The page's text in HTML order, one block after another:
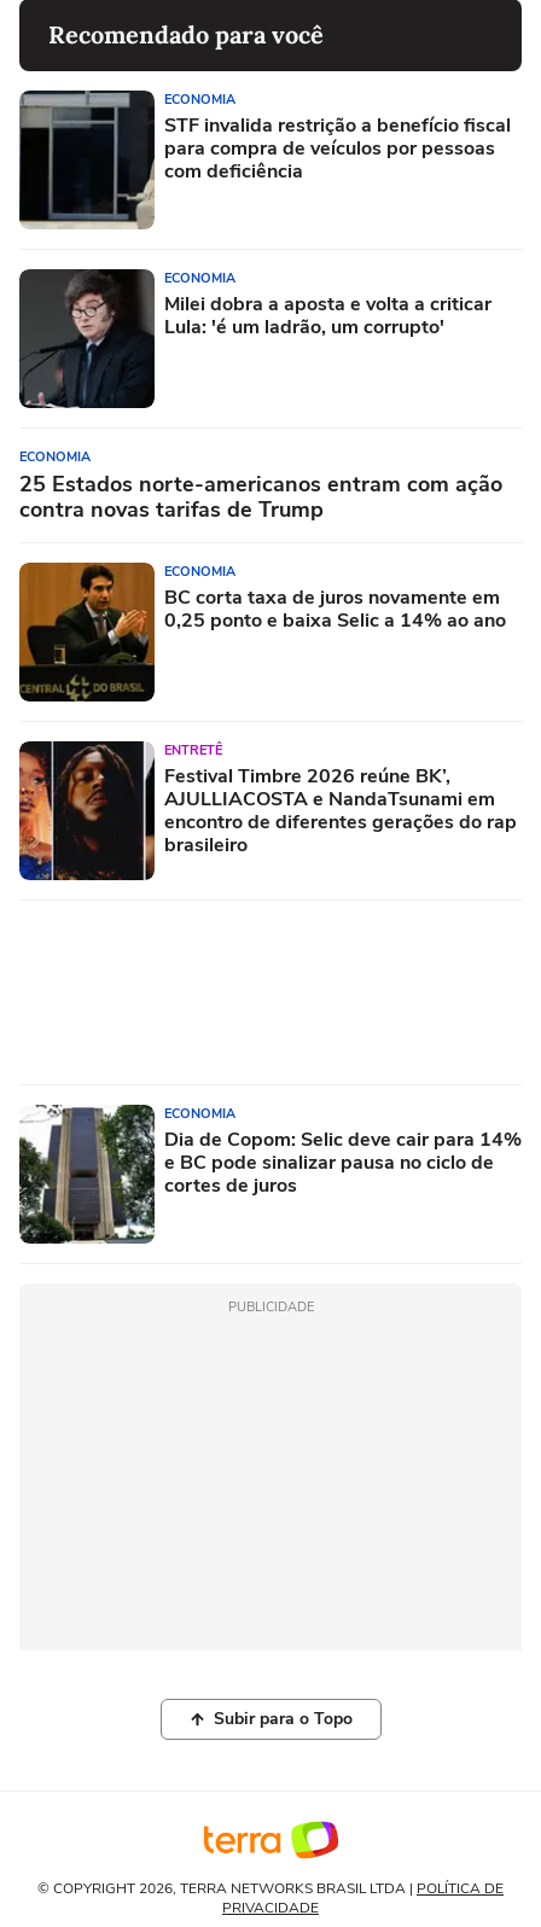
Recomendado para você
ECONOMIA
STF invalida restrição a benefício fiscal
para compra de veículos por pessoas
com deficiência
ECONOMIA
Milei dobra a aposta e volta a criticar
Lula: 'é um ladrão, um corrupto'
ECONOMIA
25 Estados norte-americanos entram com ação
contra novas tarifas de Trump
ECONOMIA
BC corta taxa de juros novamente em
0,25 ponto e baixa Selic a 14% ao ano
ENTRETÊ
Festival Timbre 2026 reúne BK’,
AJULLIACOSTA e NandaTsunami em
encontro de diferentes gerações do rap
brasileiro
ECONOMIA
Dia de Copom: Selic deve cair para 14%
e BC pode sinalizar pausa no ciclo de
cortes de juros
PUBLICIDADE
Subir para o Topo
© COPYRIGHT 2026, TERRA NETWORKS BRASIL LTDA | POLÍTICA DE
PRIVACIDADE